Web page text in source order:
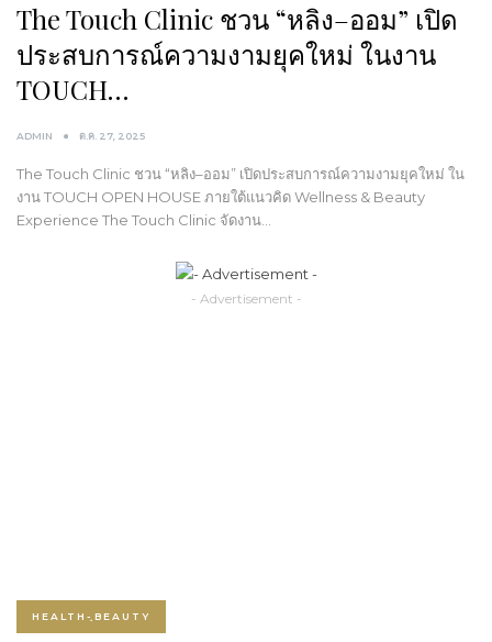
The Touch Clinic ชวน “หลิง–ออม” เปิด
ประสบการณ์ความงามยุคใหม่ ในงาน
TOUCH…
ADMIN ต.ค. 27, 2025
The Touch Clinic ชวน “หลิง–ออม” เปิดประสบการณ์ความงามยุคใหม่ ใน
งาน TOUCH OPEN HOUSE ภายใต้แนวคิด Wellness & Beauty
Experience The Touch Clinic จัดงาน…
- Advertisement -
HEALTH-ฺBEAUTY